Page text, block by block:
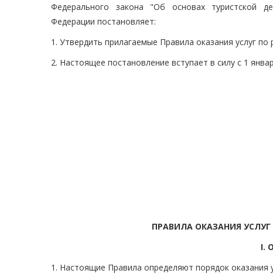
Федерального закона "Об основах туристской
Федерации постановляет:
1. Утвердить прилагаемые Правила оказания услуг по
2. Настоящее постановление вступает в силу с 1
ПРАВИЛА ОКАЗАНИЯ
I.
1. Настоящие Правила определяют порядок оказания